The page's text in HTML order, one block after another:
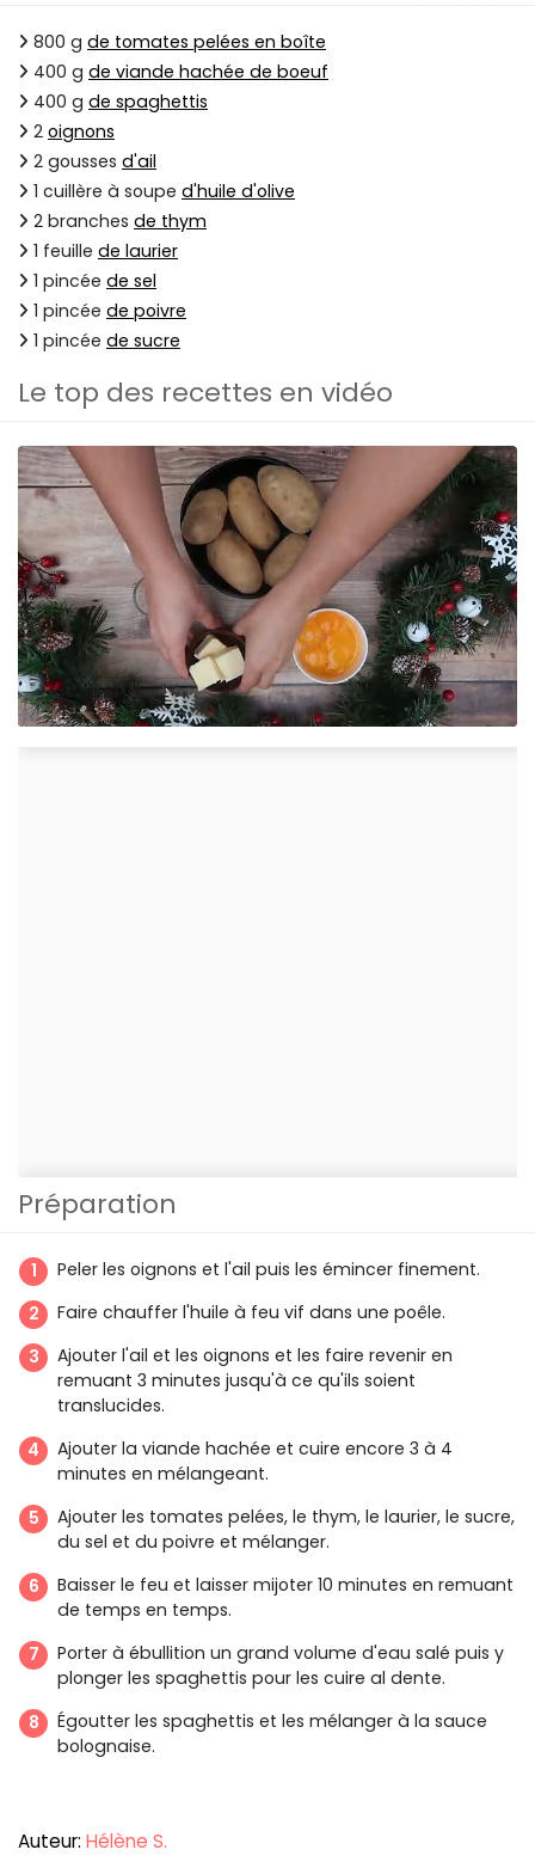
800 g de tomates pelées en boîte
400 g de viande hachée de boeuf
400 g de spaghettis
2 oignons
2 gousses d'ail
1 cuillère à soupe d'huile d'olive
2 branches de thym
1 feuille de laurier
1 pincée de sel
1 pincée de poivre
1 pincée de sucre
Le top des recettes en vidéo
Préparation
Peler les oignons et l'ail puis les émincer finement.
Faire chauffer l'huile à feu vif dans une poêle.
Ajouter l'ail et les oignons et les faire revenir en
remuant 3 minutes jusqu'à ce qu'ils soient
translucides.
Ajouter la viande hachée et cuire encore 3 à 4
minutes en mélangeant.
Ajouter les tomates pelées, le thym, le laurier, le sucre,
du sel et du poivre et mélanger.
Baisser le feu et laisser mijoter 10 minutes en remuant
de temps en temps.
Porter à ébullition un grand volume d'eau salé puis y
plonger les spaghettis pour les cuire al dente.
Égoutter les spaghettis et les mélanger à la sauce
bolognaise.
Auteur: Hélène S.